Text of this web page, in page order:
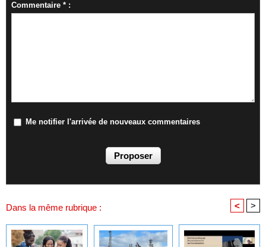
Commentaire * :
Me notifier l'arrivée de nouveaux commentaires
Dans la même rubrique : < >